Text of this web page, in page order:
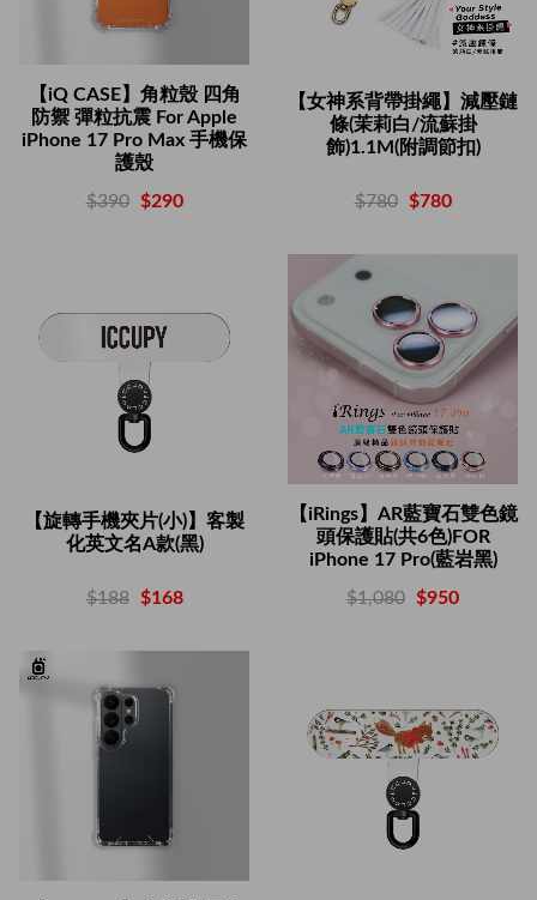
【iQ CASE】角粒殼 四角
防禦 彈粒抗震 For Apple
iPhone 17 Pro Max 手機保
護殼
$390 $290
【女神系背帶掛繩】減壓鏈
條(茉莉白/流蘇掛
飾)1.1M(附調節扣)
$780 $780
【旋轉手機夾片(小)】客製
化英文名A款(黑)
$188 $168
【iRings】AR藍寶石雙色鏡
頭保護貼(共6色)FOR
iPhone 17 Pro(藍岩黑)
$1,080 $950